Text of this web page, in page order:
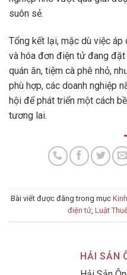
suôn sẻ.
Tổng kết lại, mặc dù việc
và hóa đơn điện tử đang
quán ăn, tiệm cà phê nhỏ,
phù hợp, các doanh nghiệp
hội để phát triển một cách
tương lai.
Bài viết được đăng trong mục
điện tử, Luật
HẢI SẢN